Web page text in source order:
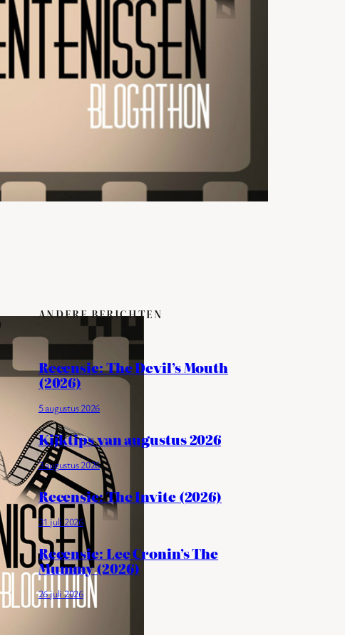
ANDERE BERICHTEN
Recensie: The Devil’s Mouth
(2026)
5 augustus 2026
Kijktips van augustus 2026
3 augustus 2026
Recensie: The Invite (2026)
31 juli 2026
Recensie: Lee Cronin’s The
Mummy (2026)
26 juli 2026